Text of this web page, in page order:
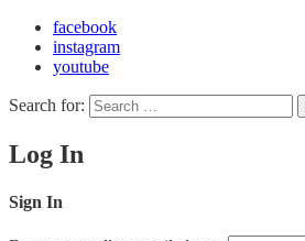
facebook
instagram
youtube
Search for:
Log In
Sign In